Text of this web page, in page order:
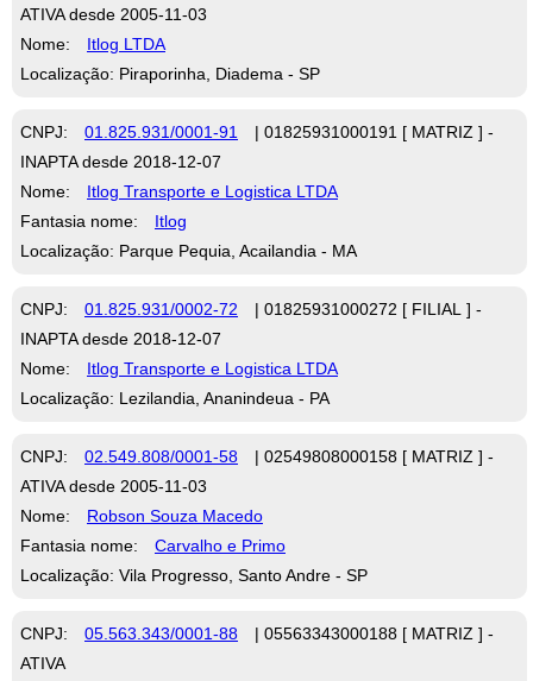
ATIVA desde 2005-11-03
Nome:
Itlog LTDA
Localização: Piraporinha, Diadema - SP
CNPJ: 01.825.931/0001-91
| 01825931000191 [ MATRIZ ] -
INAPTA desde 2018-12-07
Nome:
Itlog Transporte e Logistica LTDA
Fantasia nome:
Itlog
Localização: Parque Pequia, Acailandia - MA
CNPJ: 01.825.931/0002-72
| 01825931000272 [ FILIAL ] -
INAPTA desde 2018-12-07
Nome:
Itlog Transporte e Logistica LTDA
Localização: Lezilandia, Ananindeua - PA
CNPJ: 02.549.808/0001-58
| 02549808000158 [ MATRIZ ] -
ATIVA desde 2005-11-03
Nome:
Robson Souza Macedo
Fantasia nome:
Carvalho e Primo
Localização: Vila Progresso, Santo Andre - SP
CNPJ: 05.563.343/0001-88
| 05563343000188 [ MATRIZ ] -
ATIVA